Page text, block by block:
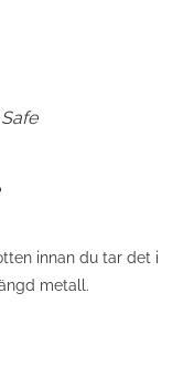
innan du tar det i
metall.